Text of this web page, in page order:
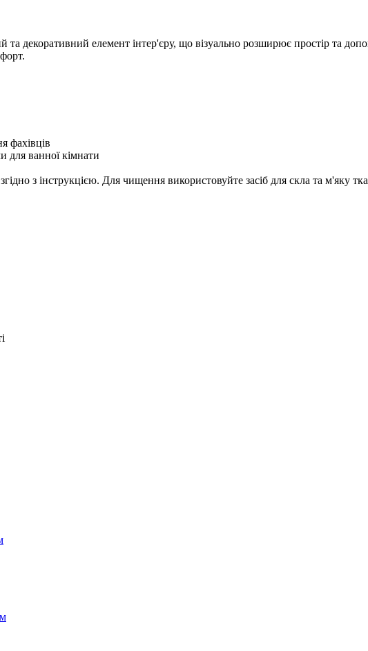
декоративний елемент інтер'єру, що візуально розширює простір та
фахівців
для ванної кімнати
з інструкцією. Для чищення використовуйте засіб для скла та м'яку